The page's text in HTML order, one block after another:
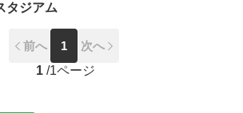
タジアム
前へ 1
次へ
1 /1ページ